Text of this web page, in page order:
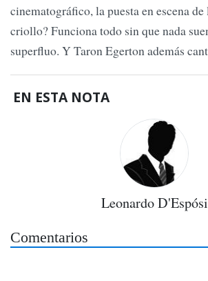
cinematográfico, la puesta en escena
criollo? Funciona todo sin que nada
superfluo. Y Taron Egerton además
EN ESTA NOTA
Leonardo
Comentarios